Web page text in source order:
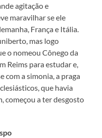
agitação e
maravilhar se ele
França e Itália.
mas logo
o nomeou Cônego da
Reims para estudar e,
com a simonia, a praga
que havia
começou a ter desgosto